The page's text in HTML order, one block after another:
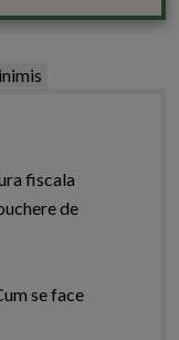
fiscala
de
se face